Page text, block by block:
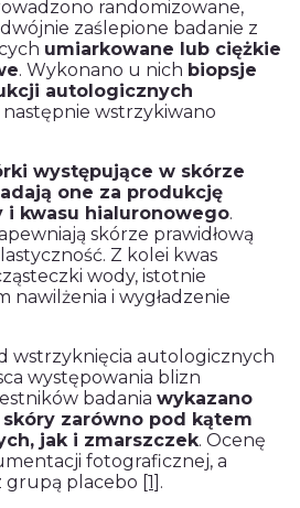
randomizowane,
zaślepione badanie z
umiarkowane lub ciężkie
. Wykonano u nich biopsje
autologicznych
następnie wstrzykiwano
występujące w skórze
one za produkcję
i kwasu hialuronowego.
skórze prawidłową
Z kolei kwas
wody, istotnie
nawilżenia i wygładzenie
wstrzyknięcia autologicznych
występowania blizn
badania wykazano
zarówno pod kątem
jak i zmarszczek. Ocenę
fotograficznej, a
grupą placebo [1] .